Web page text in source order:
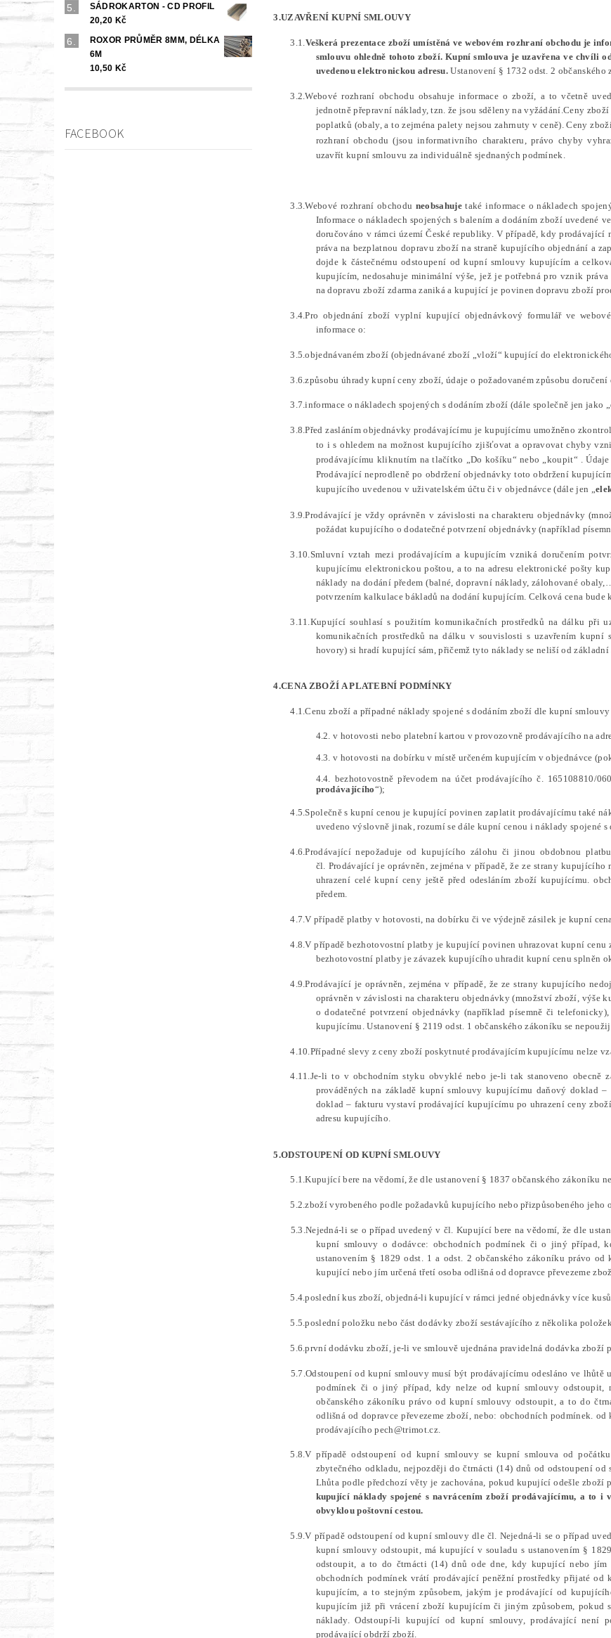
SÁDROKARTON - CD PROFIL
20,20 Kč
ROXOR PRŮMĚR 8MM, DÉLKA
6M
10,50 Kč
FACEBOOK
3.UZAVŘENÍ KUPNÍ SMLOUVY
3.1.Veškerá prezentace zboží umístěná ve webovém rozhraní obchodu je
smlouvu ohledně tohoto zboží. Kupní smlouva je uzavřena ve chvíli
uvedenou elektronickou adresu.Ustanovení § 1732 odst. 2 občanského
3.2.Webové rozhraní obchodu obsahuje informace o zboží, a to včetně
jednotně přepravní náklady, tzn. že jsou sděleny na vyžádání.Ceny
poplatků (obaly, a to zejména palety nejsou zahrnuty v ceně). Ceny
rozhraní obchodu (jsou informativního charakteru, právo chyby
uzavřít kupní smlouvu za individuálně sjednaných podmínek.
3.3.Webové rozhraní obchodu neobsahujetaké informace o nákladech
Informace o nákladech spojených s balením a dodáním zboží uvedené
doručováno v rámci území České republiky. V případě, kdy
práva na bezplatnou dopravu zboží na straně kupujícího objednání a
dojde k částečnému odstoupení od kupní smlouvy kupujícím a
kupujícím, nedosahuje minimální výše, jež je potřebná pro vznik
na dopravu zboží zdarma zaniká a kupující je povinen dopravu zboží
3.4.Pro objednání zboží vyplní kupující objednávkový formulář ve
informace o:
3.5.objednávaném zboží (objednávané zboží „vloží“ kupující do
3.6.způsobu úhrady kupní ceny zboží, údaje o požadovaném způsobu doručení
3.7.informace o nákladech spojených s dodáním zboží (dále společně jen jako „
3.8.Před zasláním objednávky prodávajícímu je kupujícímu umožněno
to i s ohledem na možnost kupujícího zjišťovat a opravovat chyby
prodávajícímu kliknutím na tlačítko „Do košíku“ nebo „koupit“ .
Prodávající neprodleně po obdržení objednávky toto obdržení
kupujícího uvedenou v uživatelském účtu či v objednávce (dále jen „
3.9.Prodávající je vždy oprávněn v závislosti na charakteru objednávky
požádat kupujícího o dodatečné potvrzení objednávky (například
3.10.Smluvní vztah mezi prodávajícím a kupujícím vzniká doručením
kupujícímu elektronickou poštou, a to na adresu elektronické pošty
náklady na dodání předem (balné, dopravní náklady, zálohované
potvrzením kalkulace bákladů na dodání kupujícím. Celková cena
3.11.Kupující souhlasí s použitím komunikačních prostředků na dálku
komunikačních prostředků na dálku v souvislosti s uzavřením
hovory) si hradí kupující sám, přičemž tyto náklady se neliší od základní
4.CENA ZBOŽÍ A PLATEBNÍ PODMÍNKY
4.1.Cenu zboží a případné náklady spojené s dodáním zboží dle kupní
4.2. v hotovosti nebo platební kartou v provozovně prodávajícího na
4.3. v hotovosti na dobírku v místě určeném kupujícím v objednávce
4.4. bezhotovostně převodem na účet prodávajícího č. 165108810/
prodávajícího“);
4.5.Společně s kupní cenou je kupující povinen zaplatit prodávajícímu také
uvedeno výslovně jinak, rozumí se dále kupní cenou i náklady spojené s
4.6.Prodávající nepožaduje od kupujícího zálohu či jinou obdobnou
čl. Prodávající je oprávněn, zejména v případě, že ze strany
uhrazení celé kupní ceny ještě před odesláním zboží kupujícímu.
předem.
4.7.V případě platby v hotovosti, na dobírku či ve výdejně zásilek je kupní
4.8.V případě bezhotovostní platby je kupující povinen uhrazovat kupní
bezhotovostní platby je závazek kupujícího uhradit kupní cenu splněn
4.9.Prodávající je oprávněn, zejména v případě, že ze strany kupujícího
oprávněn v závislosti na charakteru objednávky (množství zboží, výše
o dodatečné potvrzení objednávky (například písemně či
kupujícímu. Ustanovení § 2119 odst. 1 občanského zákoníku se
4.10.Případné slevy z ceny zboží poskytnuté prodávajícím kupujícímu nelze
4.11.Je-li to v obchodním styku obvyklé nebo je-li tak stanoveno obecně
prováděných na základě kupní smlouvy kupujícímu daňový doklad
doklad – fakturu vystaví prodávající kupujícímu po uhrazení ceny
adresu kupujícího.
5.ODSTOUPENÍ OD KUPNÍ SMLOUVY
5.1.Kupující bere na vědomí, že dle ustanovení § 1837 občanského zákoníku
5.2.zboží vyrobeného podle požadavků kupujícího nebo přizpůsobeného jeho
5.3.Nejedná-li se o případ uvedený v čl. Kupující bere na vědomí, že dle
kupní smlouvy o dodávce: obchodních podmínek či o jiný případ,
ustanovením § 1829 odst. 1 a odst. 2 občanského zákoníku právo
kupující nebo jím určená třetí osoba odlišná od dopravce převezeme
5.4.poslední kus zboží, objedná-li kupující v rámci jedné objednávky více
5.5.poslední položku nebo část dodávky zboží sestávajícího z několika
5.6.první dodávku zboží, je-li ve smlouvě ujednána pravidelná dodávka zboží
5.7.Odstoupení od kupní smlouvy musí být prodávajícímu odesláno ve
podmínek či o jiný případ, kdy nelze od kupní smlouvy
občanského zákoníku právo od kupní smlouvy odstoupit, a to do
odlišná od dopravce převezeme zboží, nebo: obchodních podmínek.
prodávajícího pech@trimot.cz.
5.8.V případě odstoupení od kupní smlouvy se kupní smlouva od
zbytečného odkladu, nejpozději do čtrnácti (14) dnů od odstoupení
Lhůta podle předchozí věty je zachována, pokud kupující odešle
kupující náklady spojené s navrácením zboží prodávajícímu, a to i
obvyklou poštovní cestou.
5.9.V případě odstoupení od kupní smlouvy dle čl. Nejedná-li se o případ
kupní smlouvy odstoupit, má kupující v souladu s ustanovením §
odstoupit, a to do čtrnácti (14) dnů ode dne, kdy kupující nebo jím
obchodních podmínek vrátí prodávající peněžní prostředky přijaté
kupujícím, a to stejným způsobem, jakým je prodávající od
kupujícím již při vrácení zboží kupujícím či jiným způsobem,
náklady. Odstoupí-li kupující od kupní smlouvy, prodávající není
prodávající obdrží zboží.